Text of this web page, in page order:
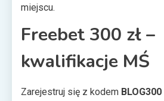
miejscu.
Freebet 300 zł –
kwalifikacje MŚ
Zarejestruj się z kodem BLOG300